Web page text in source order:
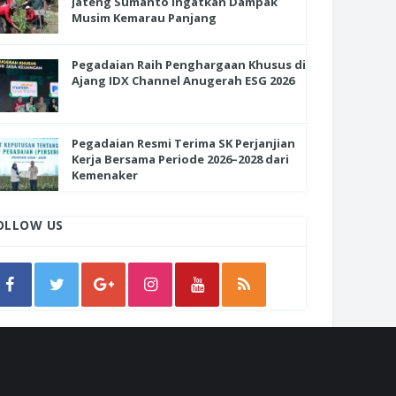
Musim Kemarau Panjang
Pegadaian Raih Penghargaan Khusus di
Ajang IDX Channel Anugerah ESG 2026
Pegadaian Resmi Terima SK Perjanjian
Kerja Bersama Periode 2026–2028 dari
Kemenaker
US